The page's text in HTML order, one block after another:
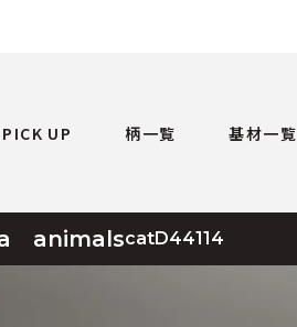
PICK UP 柄一覧 基材一覧
animalscatD44114